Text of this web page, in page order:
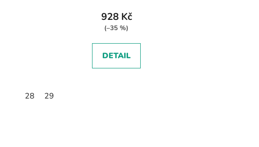
928 Kč
(–35 %)
DETAIL
28 29